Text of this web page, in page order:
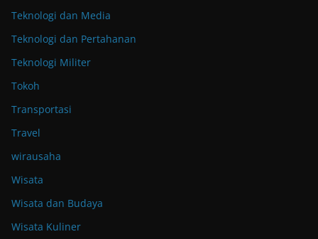
Teknologi dan Media
Teknologi dan Pertahanan
Teknologi Militer
Tokoh
Transportasi
Travel
wirausaha
Wisata
Wisata dan Budaya
Wisata Kuliner